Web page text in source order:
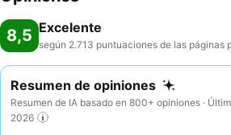
8,5 Excelente
según 2.713 puntuaciones de las páginas
Resumen de opiniones
Resumen de IA basado en 800+ opiniones ·
2026